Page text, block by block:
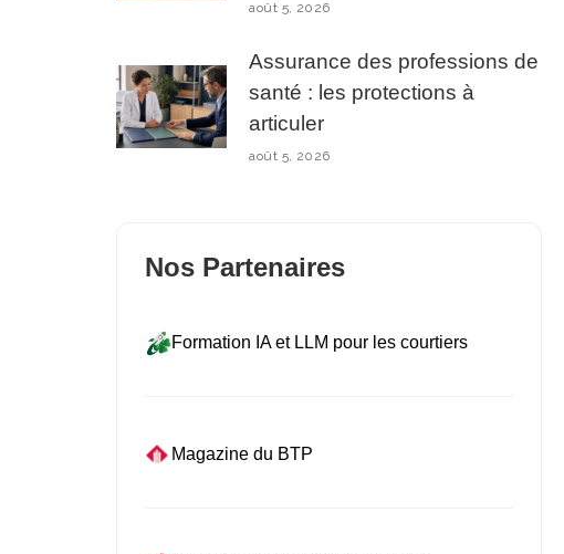
août 5, 2026
Assurance des professions de
santé : les protections à
articuler
août 5, 2026
Nos Partenaires
Formation IA et LLM pour les courtiers
Magazine du BTP